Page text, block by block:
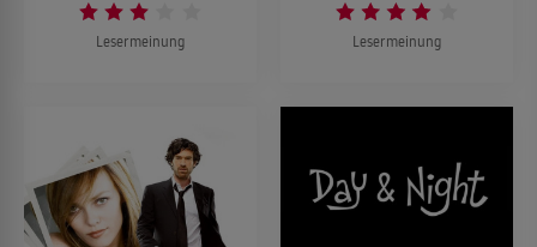
Lesermeinung Lesermeinung